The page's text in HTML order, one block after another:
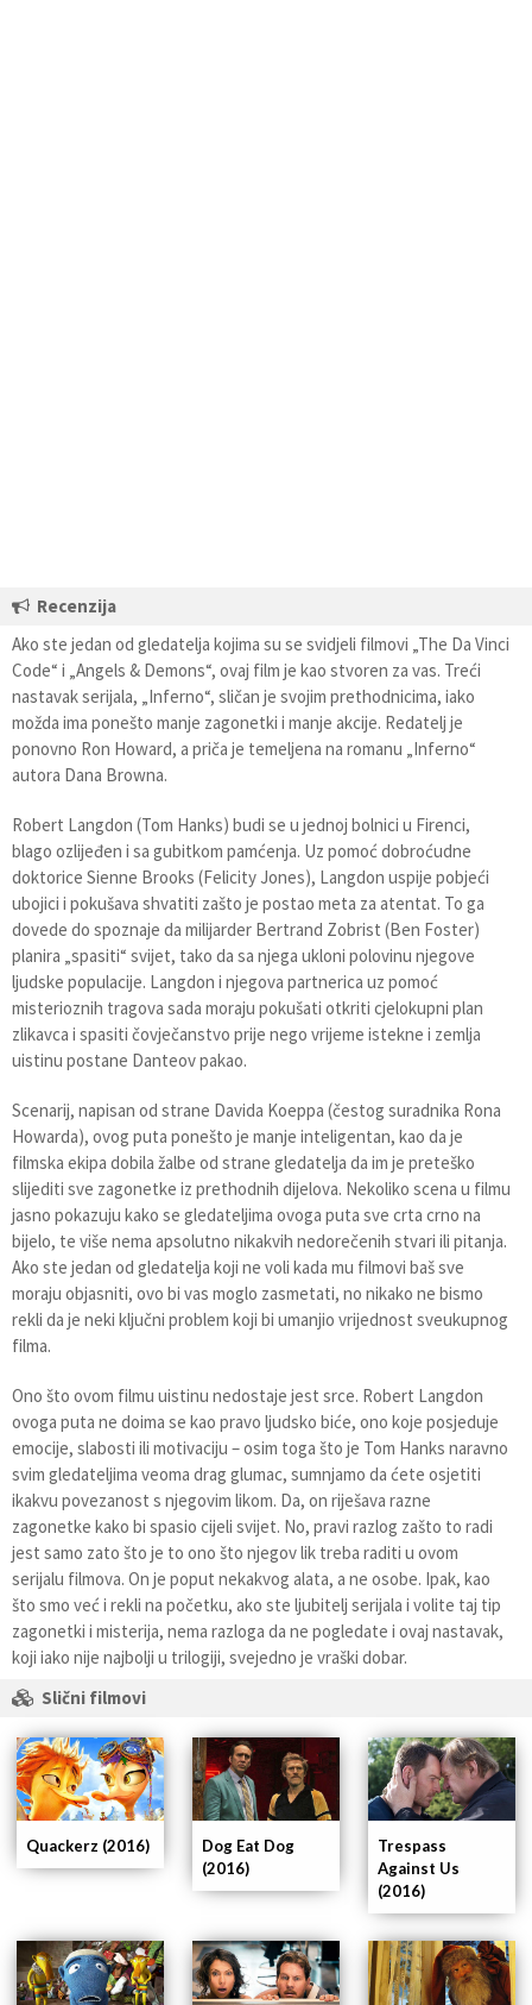
Recenzija
Ako ste jedan od gledatelja kojima su se svidjeli filmovi „The Da Vinci
Code“ i „Angels & Demons“, ovaj film je kao stvoren za vas. Treći
nastavak serijala, „Inferno“, sličan je svojim prethodnicima, iako
možda ima ponešto manje zagonetki i manje akcije. Redatelj je
ponovno Ron Howard, a priča je temeljena na romanu „Inferno“
autora Dana Browna.
Robert Langdon (Tom Hanks) budi se u jednoj bolnici u Firenci,
blago ozlijeđen i sa gubitkom pamćenja. Uz pomoć dobroćudne
doktorice Sienne Brooks (Felicity Jones), Langdon uspije pobjeći
ubojici i pokušava shvatiti zašto je postao meta za atentat. To ga
dovede do spoznaje da milijarder Bertrand Zobrist (Ben Foster)
planira „spasiti“ svijet, tako da sa njega ukloni polovinu njegove
ljudske populacije. Langdon i njegova partnerica uz pomoć
misterioznih tragova sada moraju pokušati otkriti cjelokupni plan
zlikavca i spasiti čovječanstvo prije nego vrijeme istekne i zemlja
uistinu postane Danteov pakao.
Scenarij, napisan od strane Davida Koeppa (čestog suradnika Rona
Howarda), ovog puta ponešto je manje inteligentan, kao da je
filmska ekipa dobila žalbe od strane gledatelja da im je preteško
slijediti sve zagonetke iz prethodnih dijelova. Nekoliko scena u filmu
jasno pokazuju kako se gledateljima ovoga puta sve crta crno na
bijelo, te više nema apsolutno nikakvih nedorečenih stvari ili pitanja.
Ako ste jedan od gledatelja koji ne voli kada mu filmovi baš sve
moraju objasniti, ovo bi vas moglo zasmetati, no nikako ne bismo
rekli da je neki ključni problem koji bi umanjio vrijednost sveukupnog
filma.
Ono što ovom filmu uistinu nedostaje jest srce. Robert Langdon
ovoga puta ne doima se kao pravo ljudsko biće, ono koje posjeduje
emocije, slabosti ili motivaciju – osim toga što je Tom Hanks naravno
svim gledateljima veoma drag glumac, sumnjamo da ćete osjetiti
ikakvu povezanost s njegovim likom. Da, on riješava razne
zagonetke kako bi spasio cijeli svijet. No, pravi razlog zašto to radi
jest samo zato što je to ono što njegov lik treba raditi u ovom
serijalu filmova. On je poput nekakvog alata, a ne osobe. Ipak, kao
što smo već i rekli na početku, ako ste ljubitelj serijala i volite taj tip
zagonetki i misterija, nema razloga da ne pogledate i ovaj nastavak,
koji iako nije najbolji u trilogiji, svejedno je vraški dobar.
Slični filmovi
Trespass
Against Us
(2016)
Dog Eat Dog
(2016)
Quackerz (2016)